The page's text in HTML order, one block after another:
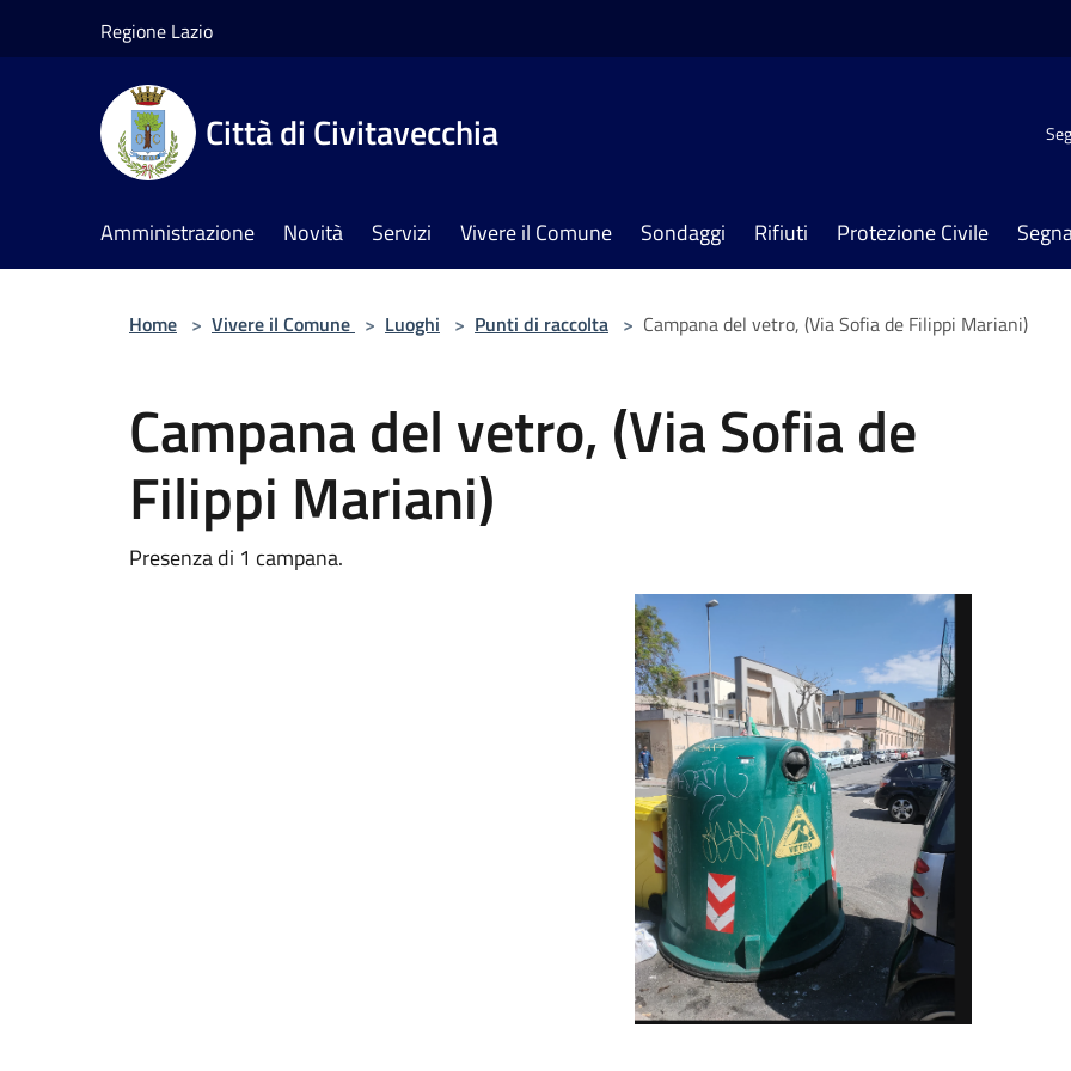
Regione Lazio
Città di Civitavecchia
Amministrazione Novità Servizi Vivere il Comune Sondaggi Rifiuti Protezione Civile
Home > Vivere il Comune > Luoghi > Punti di raccolta > Campana del vetro, (Via Sofia de Filippi Mariani)
Campana del vetro, (Via Sofia de
Filippi Mariani)
Presenza di 1 campana.